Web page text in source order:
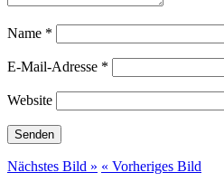
Name *
E-Mail-Adresse *
Website
Nächstes Bild » « Vorheriges Bild